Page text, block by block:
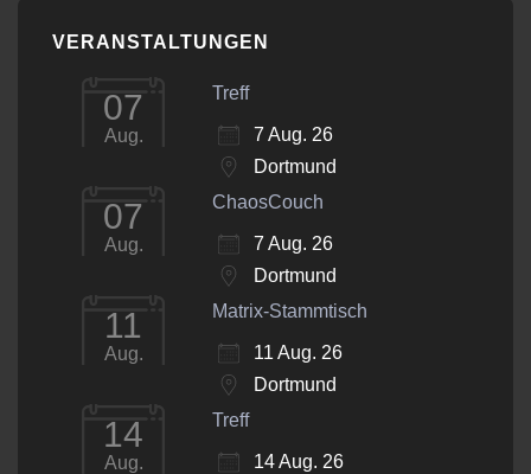
VERANSTALTUNGEN
07
Aug.
Treff
7 Aug. 26
Dortmund
07
Aug.
ChaosCouch
7 Aug. 26
Dortmund
11
Aug.
Matrix-Stammtisch
11 Aug. 26
Dortmund
14
Aug.
Treff
14 Aug. 26